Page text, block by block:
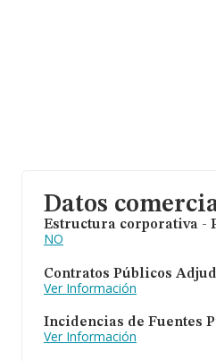
Datos
Estructura corporativa -
NO
Contratos Públicos
Ver Información
Incidencias de Fuentes
Ver Información